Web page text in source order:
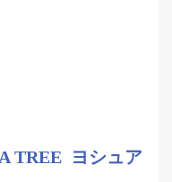
ヨシュア